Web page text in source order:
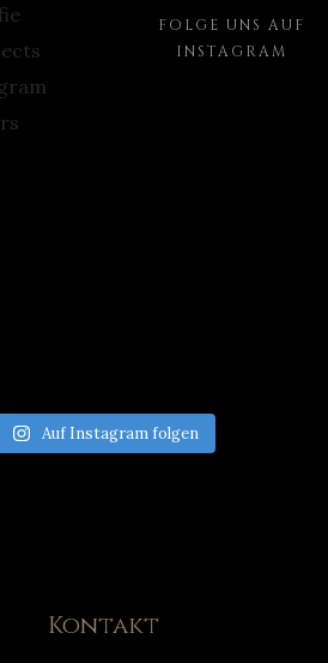
FOLGE UNS AUF
INSTAGRAM
Auf Instagram folgen
Kontakt